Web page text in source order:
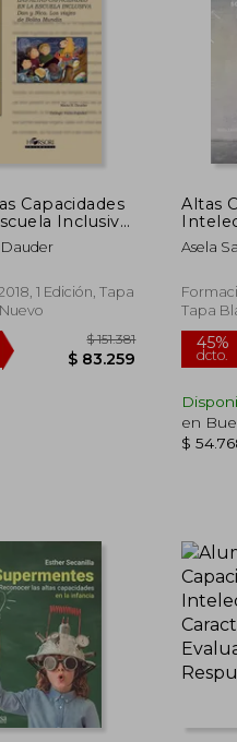
Capacidades
Inclusiva.
Dauder
1 Edición, Tapa
Altas
Asela
Tapa
en
$